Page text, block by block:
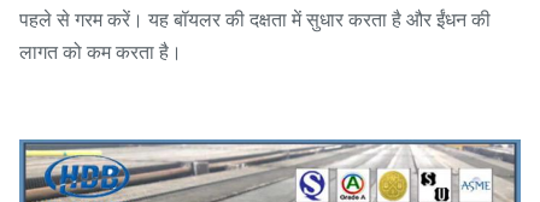
पहले से गरम करें। यह बॉयलर की दक्षता में सुधार करता है और ईंधन की
लागत को कम करता है।